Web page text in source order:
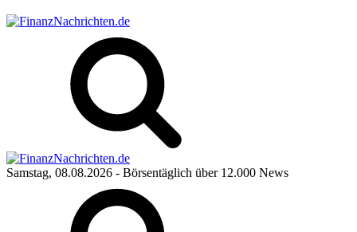
Samstag, 08.08.2026 - Börsentäglich über 12.000 News